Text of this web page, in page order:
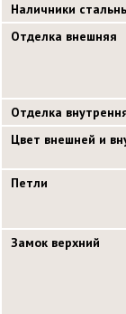
Наличники
Отделка внешняя
Отделка
Цвет внешней и
Петли
Замок верхний